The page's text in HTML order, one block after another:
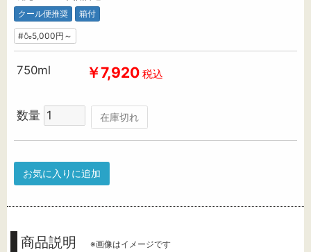
クール便推奨 箱付
#🍶5,000円～
750ml ￥7,920 税込
数量 在庫切れ
お気に入りに追加
商品説明 ※画像はイメージです